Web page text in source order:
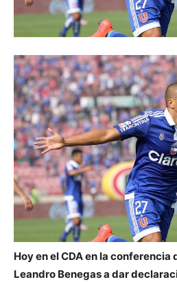
Hoy en el CDA en la conferencia
Leandro Benegas a dar